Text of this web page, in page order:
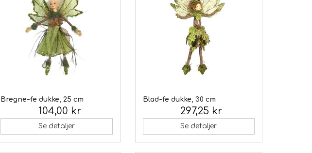
Bregne-fe dukke, 25 cm
104,00 kr
Se detaljer
Blad-fe dukke, 30 cm
297,25 kr
Se detaljer